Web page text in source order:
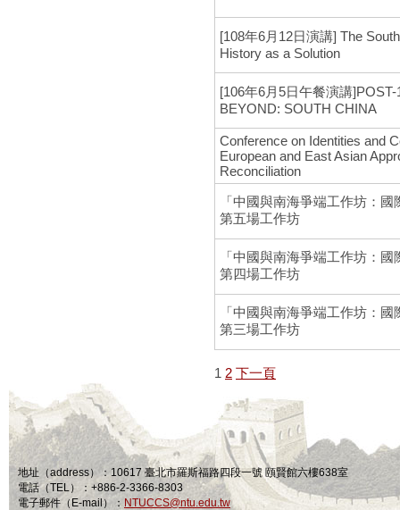
[108年6月12日演講] The
History as a Solution
[106年6月5日午餐演講
BEYOND: SOUTH CHINA
Conference on Identities and
European and East Asian
Reconciliation
「中國與南海爭端工作坊：
第五場工作坊
「中國與南海爭端工作坊：
第四場工作坊
「中國與南海爭端工作坊：
第三場工作坊
1 2 下一頁
地址（address）：10617 臺北市羅斯福路四段一號 頤賢館六樓638室
電話（TEL）：+886-2-3366-8303
電子郵件（E-mail）： NTUCCS@ntu.edu.tw